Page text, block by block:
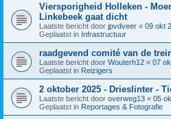
Viersporigheid Holleken -
Linkebeek gaat dicht
Laatste bericht door jpvdveer « 09 okt
Geplaatst in Infrastructuur
raadgevend comité van de
Laatste bericht door Wouterh12 « 07
Geplaatst in Reizigers
2 oktober 2025 - Drieslinter -
Laatste bericht door overweg13 « 05
Geplaatst in Reportages & Fotografie